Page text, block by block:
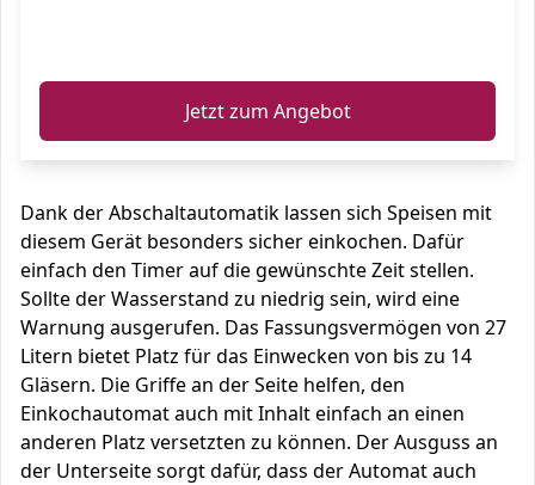
Jetzt zum Angebot
Dank der Abschaltautomatik lassen sich Speisen mit
diesem Gerät besonders sicher einkochen. Dafür
einfach den Timer auf die gewünschte Zeit stellen.
Sollte der Wasserstand zu niedrig sein, wird eine
Warnung ausgerufen. Das Fassungsvermögen von 27
Litern bietet Platz für das Einwecken von bis zu 14
Gläsern. Die Griffe an der Seite helfen, den
Einkochautomat auch mit Inhalt einfach an einen
anderen Platz versetzten zu können. Der Ausguss an
der Unterseite sorgt dafür, dass der Automat auch